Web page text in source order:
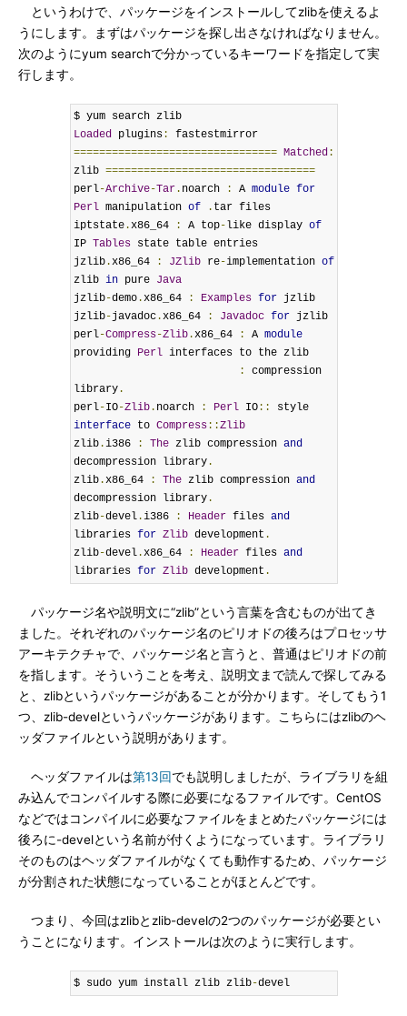
というわけで、パッケージをインストールしてzlibを使えるよ
うにします。まずはパッケージを探し出さなければなりません。
次のようにyum searchで分かっているキーワードを指定して実
行します。
$ yum search zlib
Loaded plugins:
fastestmirror
================================ Matched:
zlib =================================
perl-Archive-Tar. noarch : A module for
Perl manipulation of . tar files
iptstate.x86_64 : A top- like display of
IP Tables state table entries
jzlib.x86_64 : JZlib re-implementation of
zlib in pure Java
jzlib-demo.x86_64 : Examples for jzlib
jzlib-javadoc.x86_64 : Javadoc for jzlib
perl-Compress-Zlib.x86_64 : A module
providing Perl interfaces to the zlib
:
compression
library.
perl-IO-Zlib. noarch : Perl IO::
style
interface to Compress::Zlib
zlib.i386 : The zlib compression and
decompression library.
zlib.x86_64 : The zlib compression and
decompression library.
zlib-devel.i386 : Header files and
libraries for Zlib development .
zlib-devel.x86_64 : Header files and
libraries for Zlib development .
パッケージ名や説明文に“zlib”という言葉を含むものが出てき
ました。それぞれのパッケージ名のピリオドの後ろはプロセッサ
アーキテクチャで、パッケージ名と言うと、普通はピリオドの前
を指します。そういうことを考え、説明文まで読んで探してみる
と、zlibというパッケージがあることが分かります。そしてもう1
つ、zlib-develというパッケージがあります。こちらにはzlibのヘ
ッダファイルという説明があります。
ヘッダファイルは第13回でも説明しましたが、ライブラリを組
み込んでコンパイルする際に必要になるファイルです。CentOS
などではコンパイルに必要なファイルをまとめたパッケージには
後ろに-develという名前が付くようになっています。ライブラリ
そのものはヘッダファイルがなくても動作するため、パッケージ
が分割された状態になっていることがほとんどです。
つまり、今回はzlibとzlib-develの2つのパッケージが必要とい
うことになります。インストールは次のように実行します。
$ sudo yum install zlib zlib-devel